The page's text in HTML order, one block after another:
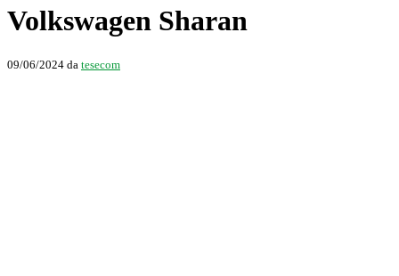
Volkswagen Sharan
09/06/2024 da tesecom